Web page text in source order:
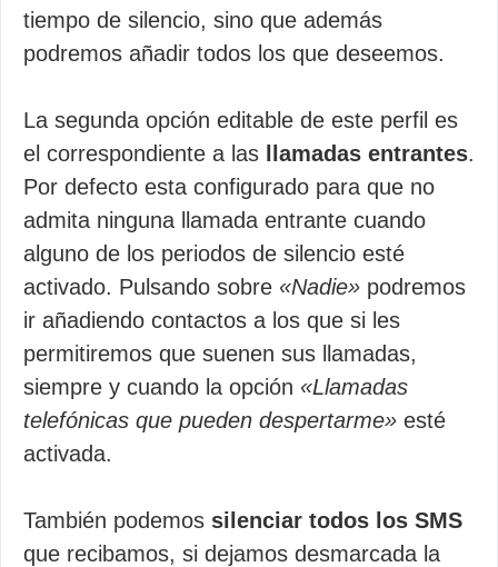
tiempo de silencio, sino que además
podremos añadir todos los que deseemos.
La segunda opción editable de este perfil es
el correspondiente a las
llamadas entrantes.
Por defecto esta configurado para que no
admita ninguna llamada entrante cuando
alguno de los periodos de silencio esté
activado. Pulsando sobre «Nadie» podremos
ir añadiendo contactos a los que si les
permitiremos que suenen sus llamadas,
siempre y cuando la opción «Llamadas
telefónicas que pueden despertarme» esté
activada.
También podemos silenciar todos los SMS
que recibamos, si dejamos desmarcada la